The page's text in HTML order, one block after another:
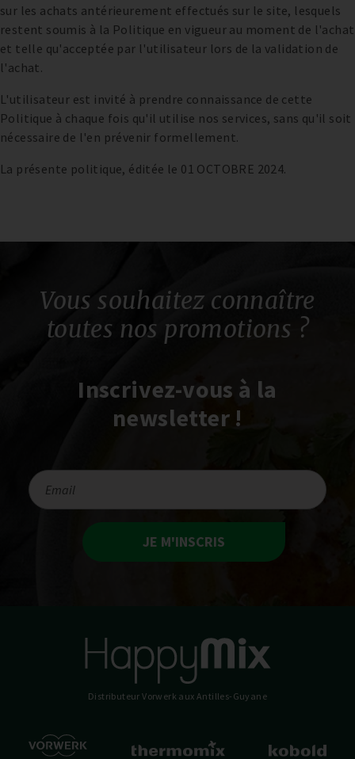
sur les achats antérieurement effectués sur le site, lesquels
restent soumis à la Politique en vigueur au moment de l'achat
et telle qu'acceptée par l'utilisateur lors de la validation de
l'achat.
L'utilisateur est invité à prendre connaissance de cette
Politique à chaque fois qu'il utilise nos services, sans qu'il soit
nécessaire de l'en prévenir formellement.
La présente politique, éditée le 01 OCTOBRE 2024.
Vous souhaitez connaître
toutes nos promotions ?
Inscrivez-vous à la
newsletter !
JE M'INSCRIS
Distributeur Vorwerk aux Antilles-Guyane